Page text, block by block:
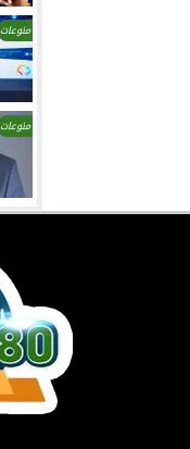
منوعات
منوعات